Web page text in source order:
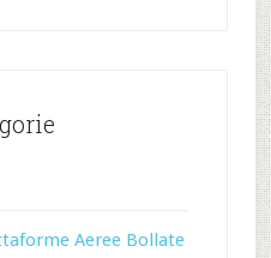
Aeree Bollate